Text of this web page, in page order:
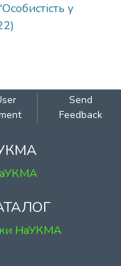
у
Send
Feedback
НаУКМА